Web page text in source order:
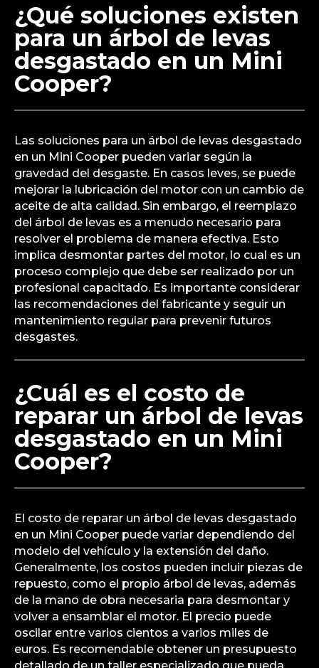
¿Qué soluciones existen
para un árbol de levas
desgastado en un Mini
Cooper?
Las soluciones para un árbol de levas desgastado
en un Mini Cooper pueden variar según la
gravedad del desgaste. En casos leves, se puede
mejorar la lubricación del motor con un cambio de
aceite de alta calidad. Sin embargo, el reemplazo
del árbol de levas es a menudo necesario para
resolver el problema de manera efectiva. Esto
implica desmontar partes del motor, lo cual es un
proceso complejo que debe ser realizado por un
profesional capacitado. Es importante considerar
las recomendaciones del fabricante y seguir un
mantenimiento regular para prevenir futuros
desgastes.
¿Cuál es el costo de
reparar un árbol de levas
desgastado en un Mini
Cooper?
El costo de reparar un árbol de levas desgastado
en un Mini Cooper puede variar dependiendo del
modelo del vehículo y la extensión del daño.
Generalmente, los costos pueden incluir piezas de
repuesto, como el propio árbol de levas, además
de la mano de obra necesaria para desmontar y
volver a ensamblar el motor. El precio puede
oscilar entre varios cientos a varios miles de
euros. Es recomendable obtener un presupuesto